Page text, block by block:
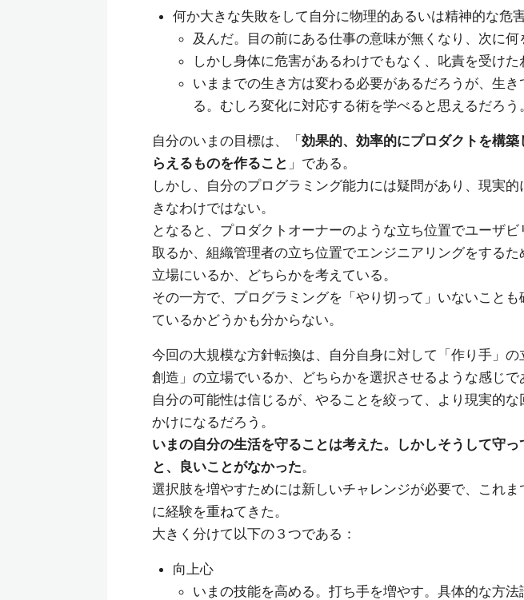
何か大きな失敗をして自分に物理的あるいは精神的な危
及んだ。目の前にある仕事の意味が無くなり、次に何
しかし身体に危害があるわけでもなく、叱責を受けた
いままでの生き方は変わる必要があるだろうが、生
る。むしろ変化に対応する術を学べると思えるだろう。
自分のいまの目標は、「 効果的、効率的にプロダクトを構
らえるものを作ること 」である。
しかし、自分のプログラミング能力には疑問があり、現実
きなわけではない。
となると、プロダクトオーナーのような立ち位置でユーザ
取るか、組織管理者の立ち位置でエンジニアリングをする
立場にいるか、どちらかを考えている。
その一方で、プログラミングを「やり切って」いないこと
ているかどうかも分からない。
今回の大規模な方針転換は、自分自身に対して「作り手」
創造」の立場でいるか、どちらかを選択させるような感じで
自分の可能性は信じるが、やることを絞って、より現実的
かけになるだろう。
いまの自分の生活を守ることは考えた。しかしそうして守
と、良いことがなかった。
選択肢を増やすためには新しいチャレンジが必要で、これ
に経験を重ねてきた。
大きく分けて以下の３つである：
向上心
いまの技能を高める。打ち手を増やす。具体的な方法